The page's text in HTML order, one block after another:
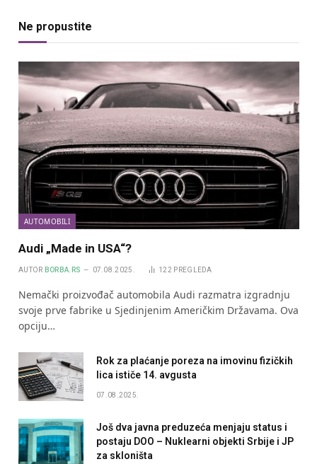
Ne propustite
AUTOMOBILI
Audi „Made in USA“?
AUTOR BORBA.RS 07.08.2025. 122 PREGLEDA
Nemački proizvođač automobila Audi razmatra izgradnju
svoje prve fabrike u Sjedinjenim Američkim Državama. Ova
opciju…
Rok za plaćanje poreza na imovinu fizičkih
lica ističe 14. avgusta
07.08.2025.
Još dva javna preduzeća menjaju status i
postaju DOO – Nuklearni objekti Srbije i JP
za skloništa